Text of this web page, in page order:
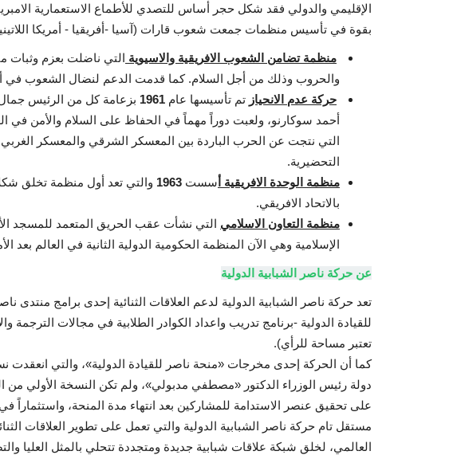
الإقليمي والدولي فقد شكل حجر أساس للتصدي للأطماع الاستعمارية
بقوة في تأسيس منظمات جمعت شعوب قارات (آسيا -أفريقيا - أمريكا
منظمة تضامن الشعوب الافريقية والاسيوية التي ناضلت بعزم وثبات
والحروب وذلك من أجل السلام. كما قدمت الدعم لنضال الشعوب في
حركة عدم الانحياز تم تأسيسها عام 1961 بزعامة كل من الرئيس
أحمد سوكارنو، ولعبت دوراً مهماً في الحفاظ على السلام والأمن في
التي نتجت عن الحرب الباردة بين المعسكر الشرقي والمعسكر
التحضيرية.
منظمة الوحدة الافريقية أسست 1963 والتي تعد أول منظمة تخلق
بالاتحاد الافريقي.
منظمة التعاون الاسلامي التي نشأت عقب الحريق المتعمد للمسجد
الإسلامية وهي الآن المنظمة الحكومية الدولية الثانية في العالم
عن حركة ناصر الشبابية الدولية
تعد حركة ناصر الشبابية الدولية لدعم العلاقات الثنائية إحدى برامج منتدى
للقيادة الدولية -برنامج تدريب واعداد الكوادر الطلابية في مجالات الترجمة
تعتبر مساحة للرأي).
كما أن الحركة إحدى مخرجات «منحة ناصر للقيادة الدولية»، والتي انعقدت
دولة رئيس الوزراء الدكتور «مصطفي مدبولي»، ولم تكن النسخة الأولي
على تحقيق عنصر الاستدامة للمشاركين بعد انتهاء مدة المنحة،
مستقل تام حركة ناصر الشبابية الدولية والتي تعمل على تطوير العلاقات
العالمي، لخلق شبكة علاقات شبابية جديدة ومتجددة تتحلي بالمثل العليا